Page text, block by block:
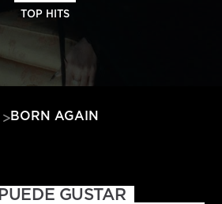
HITS
TOP HITS
BORN AGAIN
GUSTAR